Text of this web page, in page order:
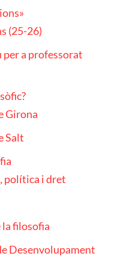
(25-26)
per a professorat
Girona
Salt
política i dret
filosofia
Desenvolupament